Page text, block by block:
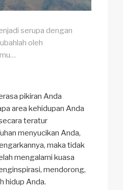
serupa dengan
oleh
pikiran Anda
area kehidupan Anda
teratur
menyucikan Anda,
maka tidak
mengalami kuasa
mendorong,
hidup Anda.